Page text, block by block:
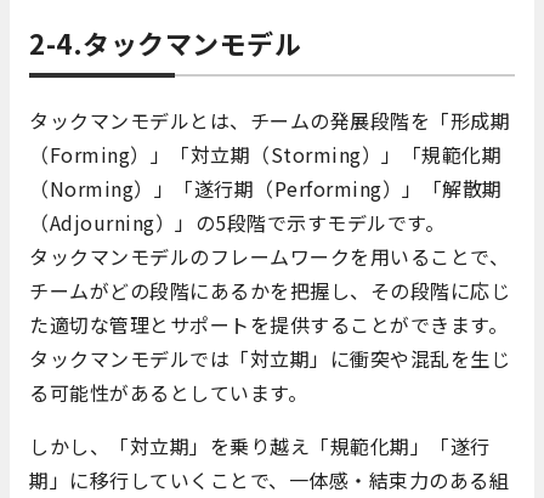
2-4.タックマンモデル
タックマンモデルとは、チームの発展段階を「形成期
（Forming）」「対立期（Storming）」「規範化期
（Norming）」「遂行期（Performing）」「解散期
（Adjourning）」の5段階で示すモデルです。
タックマンモデルのフレームワークを用いることで、
チームがどの段階にあるかを把握し、その段階に応じ
た適切な管理とサポートを提供することができます。
タックマンモデルでは「対立期」に衝突や混乱を生じ
る可能性があるとしています。
しかし、「対立期」を乗り越え「規範化期」「遂行
期」に移行していくことで、一体感・結束力のある組